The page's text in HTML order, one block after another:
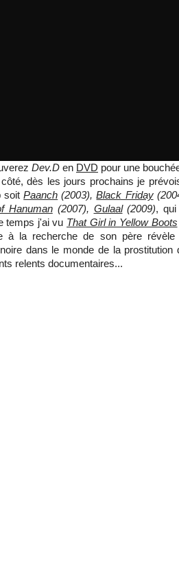
Dev.D en DVD pour une
dès les jours prochains je
soitPaanch (2003),Black Friday
Hanuman(2007), Gulaal(2009), qui
temps j'ai vu That Girl in Yellow Boots
à la recherche de son père révèle
dans le monde de la prostitution
relents documentaires...